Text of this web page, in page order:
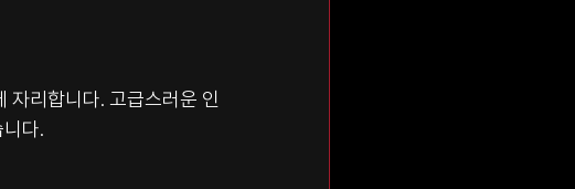
자리합니다. 고급스러운 인
다.